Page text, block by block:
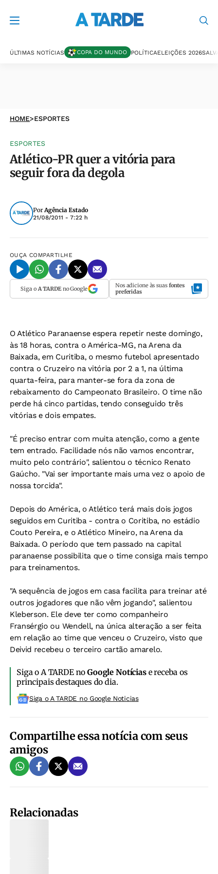
ÚLTIMAS NOTÍCIAS COPA DO MUNDO POLÍTICAELEIÇÕES 2026
HOME>ESPORTES
ESPORTES
Atlético-PR quer a vitória para
seguir fora da degola
PorAgência Estado
21/08/2011 - 7:22 h
OUÇA COMPARTILHE
Siga o A TARDEno Google Nos adicione às suas fontes
preferidas
O Atlético Paranaense espera repetir neste domingo,
às 18 horas, contra o América-MG, na Arena da
Baixada, em Curitiba, o mesmo futebol apresentado
contra o Cruzeiro na vitória por 2 a 1, na última
quarta-feira, para manter-se fora da zona de
rebaixamento do Campeonato Brasileiro. O time não
perde há cinco partidas, tendo conseguido três
vitórias e dois empates.
"É preciso entrar com muita atenção, como a gente
tem entrado. Facilidade nós não vamos encontrar,
muito pelo contrário", salientou o técnico Renato
Gaúcho. "Vai ser importante mais uma vez o apoio de
nossa torcida".
Depois do América, o Atlético terá mais dois jogos
seguidos em Curitiba - contra o Coritiba, no estádio
Couto Pereira, e o Atlético Mineiro, na Arena da
Baixada. O período que tem passado na capital
paranaense possibilita que o time consiga mais tempo
para treinamentos.
"A sequência de jogos em casa facilita para treinar até
outros jogadores que não vêm jogando", salientou
Kleberson. Ele deve ter como companheiro
Fransérgio ou Wendell, na única alteração a ser feita
em relação ao time que venceu o Cruzeiro, visto que
Deivid recebeu o terceiro cartão amarelo.
Siga o A TARDE noGoogle Notíciase receba os
principais destaques do dia.
Siga o A TARDE no Google Noticias
Compartilhe essa notícia com seus
amigos
Relacionadas